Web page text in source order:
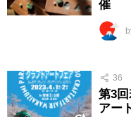
催
36
第3
アー